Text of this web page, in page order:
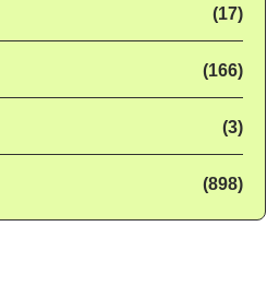
(17)
(166)
(3)
(898)